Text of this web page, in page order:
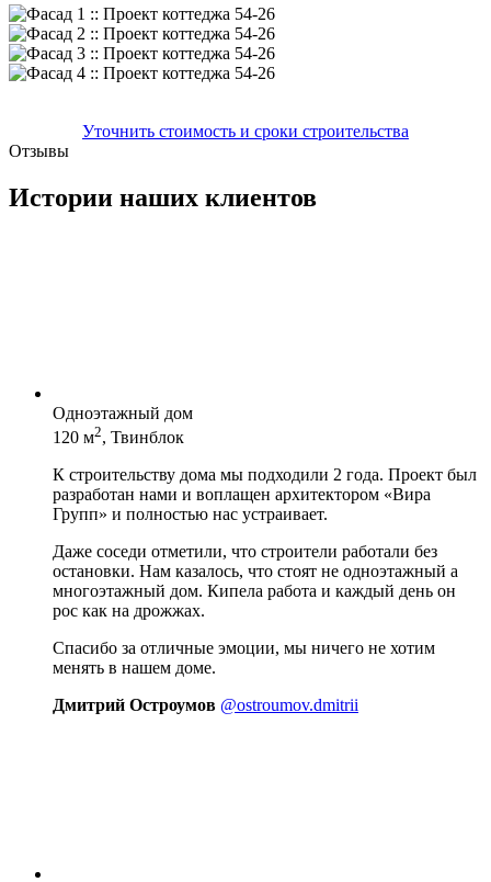
Уточнить стоимость и сроки строительства
Отзывы
Истории наших клиентов
Одноэтажный дом
120 м2, Твинблок
К строительству дома мы подходили 2 года. Проект был
разработан нами и воплащен архитектором «Вира
Групп» и полностью нас устраивает.
Даже соседи отметили, что строители работали без
остановки. Нам казалось, что стоят не одноэтажный а
многоэтажный дом. Кипела работа и каждый день он
рос как на дрожжах.
Спасибо за отличные эмоции, мы ничего не хотим
менять в нашем доме.
Дмитрий Остроумов @ostroumov.dmitrii